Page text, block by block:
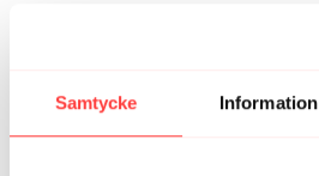
Samtycke Information
Elisabeth L. augusti 28, 2025
Åh vilken härlig yoga, tack 🙏